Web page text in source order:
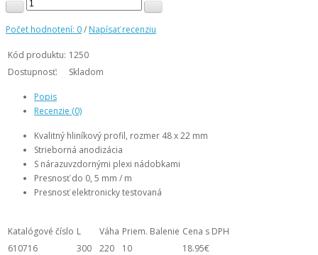
Počet hodnotení: 0/ Napísať recenziu
Kód produktu: 1250
Dostupnosť:
Skladom
Popis
Recenzie (0)
Kvalitný hliníkový profil, rozmer 48 x 22 mm
Strieborná anodizácia
S nárazuvzdornými plexi nádobkami
Presnosť do 0, 5 mm / m
Presnosť elektronicky testovaná
Katalógové číslo L Váha Priem. Balenie Cena s DPH
610716
300 220 10
18.95€